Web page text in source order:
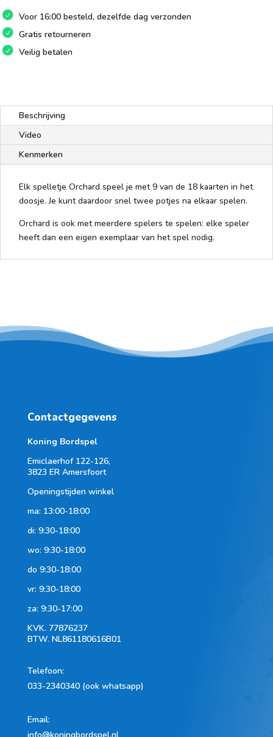
Voor 16:00 besteld, dezelfde dag verzonden
Gratis retourneren
Veilig betalen
Beschrijving
Video
Kenmerken
Elk spelletje Orchard speel je met 9 van de 18 kaarten in het
doosje. Je kunt daardoor snel twee potjes na elkaar spelen.
Orchard is ook met meerdere spelers te spelen: elke speler
heeft dan een eigen exemplaar van het spel nodig.
Contactgegevens
Koning Bordspel
Emiclaerhof 122-126,
3823 ER Amersfoort
Openingstijden winkel
ma: 13:00-18:00
di: 9:30-18:00
wo: 9:30-18:00
do 9:30-18:00
vr: 9:30-18:00
za: 9:30-17:00
KVK. 77876237
BTW. NL861180616B01
Telefoon:
033-2340340 (ook whatsapp)
Email: